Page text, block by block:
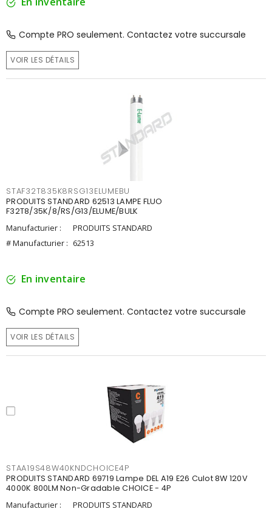
Compte PRO seulement. Contactez votre succursale
VOIR LES DÉTAILS
STAF32T835K8RSG13ELUMEBU
PRODUITS STANDARD 62513 LAMPE FLUO
F32T8/35K/8/RS/G13/ELUME/BULK
Manufacturier :
PRODUITS STANDARD
# Manufacturier : 62513
En inventaire
Compte PRO seulement. Contactez votre succursale
VOIR LES DÉTAILS
STAA19S48W40KNDCHOICE4P
PRODUITS STANDARD 69719 Lampe DEL A19 E26 Culot 8W 120V
4000K 800LM Non-Gradable CHOICE - 4P
Manufacturier :
PRODUITS STANDARD